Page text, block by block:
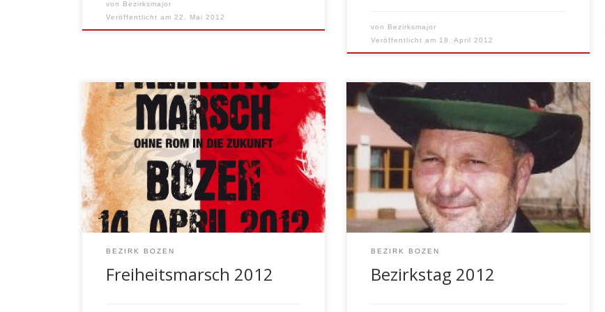
von Bezirksmajor
Veröffentlicht am 22. Mai 2012
von Bezirksmajor
Veröffentlicht am 18. April 2012
Aufruf an alle Kameraden und
Marketenderinnen “es isch Zeit”
BEZIRK BOZEN
Freiheitsmarsch 2012
ST. ULRICH/URTIJËI – Am Sonntag, den 25.
März 2012 fand der Bezirkstag des
Schützenbezirkes Bozen in St. Ulrich im
Gröden statt. Unter den Klängen der
Musikkapelle St. Peter Lajen wurde zur
Pfarrkirche marschiert, wo Dekan Vijo
Luigi Alois Pitscheider den Gottesdienst
zelebrierte. Im Kongresshaus begann
BEZIRK BOZEN
Bezirkstag 2012